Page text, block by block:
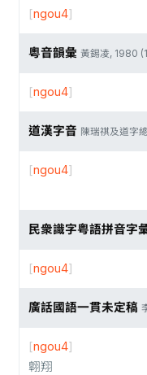
[ngou4]
粵音韻彙 黃錫凌, 1980
[ngou4]
道漢字音 陳瑞祺及道字
[ngou4]
民衆識字粤語拼音字
[ngou4]
廣話國語一貫未定稿
[ngou4]
翺翔